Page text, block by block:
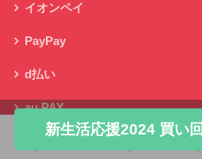
イオンペイ
PayPay
d払い
au PAY
LINE Pay
新生活応援2024 買い